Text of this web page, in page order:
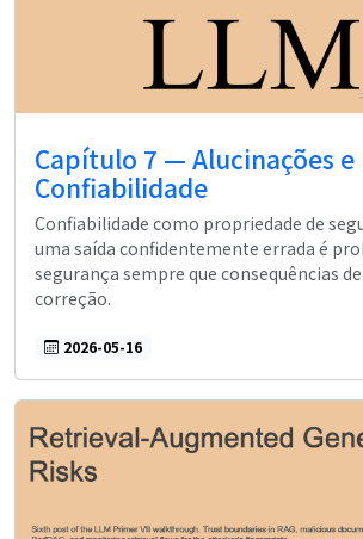
Capítulo 7 — Alucinações e
Confiabilidade
Confiabilidade como propriedade de
uma saída confidentemente errada é
segurança sempre que consequências
correção.
2026-05-16